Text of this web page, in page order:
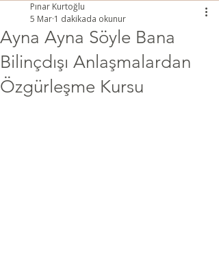
Ayna Ayna Söyle Bana
Bilinçdışı Anlaşmalardan
Özgürleşme Kursu
Pınar Kurtoğlu
5 Mar 1 dakikada okunur